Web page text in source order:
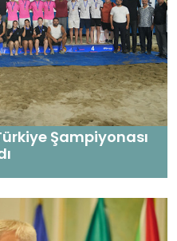
Şampiyonası